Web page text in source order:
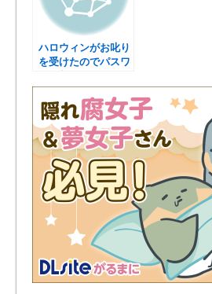
ハロウィンがお叱り
を受けたのでパスワ
(；´∀｀)